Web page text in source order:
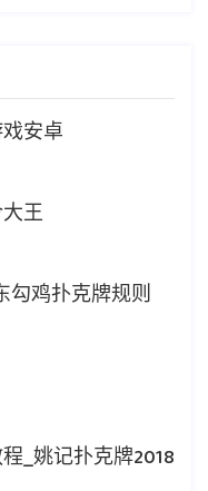
安卓
王
勾鸡扑克牌规则
_姚记扑克牌2018